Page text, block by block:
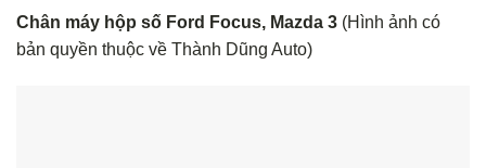
Chân máy hộp số Ford Focus, Mazda 3 (Hình ảnh có
bản quyền thuộc về Thành Dũng Auto)